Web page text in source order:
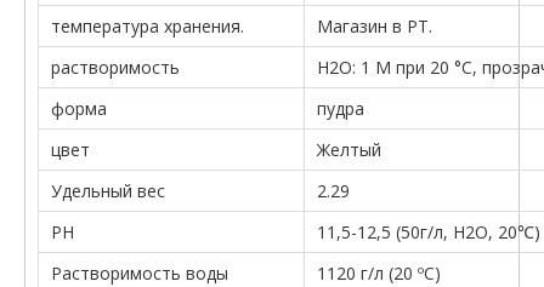
температура хранения.
Магазин в РТ.
растворимость
H2O: 1 М при 20 °C,
форма
пудра
цвет
Желтый
Удельный вес
2.29
PH
11,5-12,5 (50г/л, H2O, 20℃)
Растворимость воды
1120 г/л (20 ºC)